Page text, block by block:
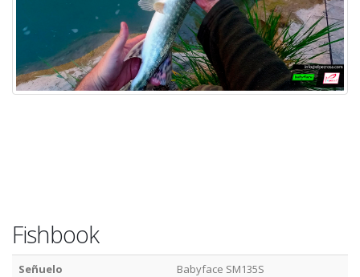
Fishbook
Señuelo
Babyface SM135S